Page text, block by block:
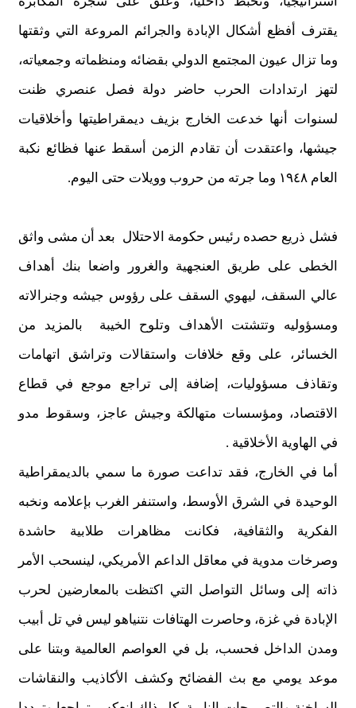
يقترف أفظع أشكال الإبادة والجرائم المروعة التي وثقتها
وما تزال عيون المجتمع الدولي بقضائه ومنظماته وجمعياته،
لتهز ارتدادات الحرب حاضر دولة فصل عنصري ظنت
لسنوات
نها خدعت الخارج بزيف ديمقراطيتها و خلاقيات
جيشها، واعتقدت أن تقادم الزمن أسقط عنها فظائع نكبة
العام ١٩٤٨ وما جرته من حروب وويلات حتى اليوم.
فشل ذريع حصده رئيس حكومة الاحتلال بعد أن مشى واثق
الخطى على طريق
العنجهية والغرور واضعا بنك أهداف
عالي السقف، ليهوي السقف على رؤوس جيشه وجنرالاته
ومسؤوليه وتتشتت الأهداف وتلوح الخيبة بالمزيد من
الخسائر، على وقع خلافات واستقالات وتراشق اتهامات
وتقاذف مسؤوليات،
إضافة
لى تراجع موجع في قطاع
الاقتصاد، ومؤسسات متهالكة وجيش عاجز، وسقوط مدو
في الهاوية الأخلاقية .
أما في الخارج، فقد تداعت صورة ما سمي بالديمقراطية
الوحيدة في الشرق الأوسط، واستنفر الغرب بإعلامه ونخبه
الفكرية والثقافية، فكانت مظاهرات طلابية حاشدة
وصرخات مدوية في معاقل الداعم الأمريكي، لينسحب الأمر
ذاته
إلى وسائل التواصل التي اكتظت بالمعارضين لحرب
الإبادة في غزة، وحاصرت الهتافات نتنياهو ليس في تل
بيب
ومدن الداخل فحسب، بل في العواصم العالمية وبتنا على
موعد يومي مع بث الفضائح وكشف الأكاذيب والنقاشات